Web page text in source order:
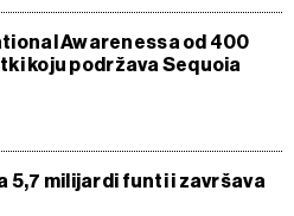
Awarenessa od 400
koju podržava Sequoia
5,7 milijardi funti i završava